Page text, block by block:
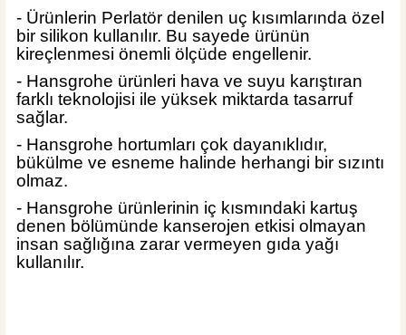
İsvea Banyo
İsvea Fluido Tezgah Üstü 47 cm Lavabo Siyah
9.266,40 TL
- Ürünlerin Perlatör denilen uç kısımlarında özel
bir silikon kullanılır. Bu sayede ürünün
kireçlenmesi önemli ölçüde engellenir.
- Hansgrohe ürünleri hava ve suyu karıştıran
farklı teknolojisi ile yüksek miktarda tasarruf
sağlar.
- Hansgrohe hortumları çok dayanıklıdır,
bükülme ve esneme halinde herhangi bir sızıntı
olmaz.
- Hansgrohe ürünlerinin iç kısmındaki kartuş
denen bölümünde kanserojen etkisi olmayan
insan sağlığına zarar vermeyen gıda yağı
kullanılır.